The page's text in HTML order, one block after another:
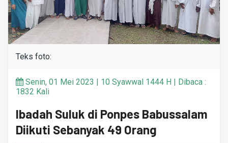
Teks foto:
Senin, 01 Mei 2023 | 10 Syawwal 1444 H | Dibaca :
1832 Kali
Ibadah Suluk di Ponpes Babussalam
Diikuti Sebanyak 49 Orang